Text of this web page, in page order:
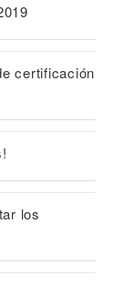
certificación
los